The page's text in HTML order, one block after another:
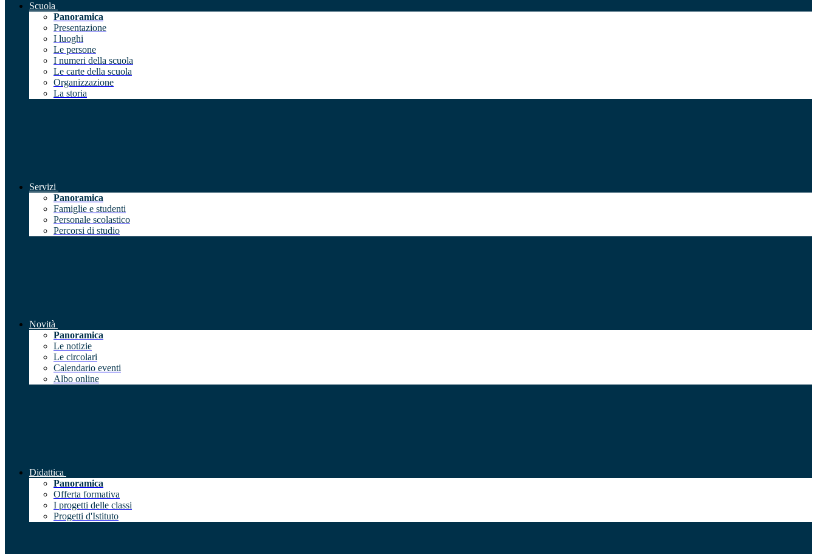
Scuola
Panoramica
Presentazione
I luoghi
Le persone
I numeri della scuola
Le carte della scuola
Organizzazione
La storia
Servizi
Panoramica
Famiglie e studenti
Personale scolastico
Percorsi di studio
Novità
Panoramica
Le notizie
Le circolari
Calendario eventi
Albo online
Didattica
Panoramica
Offerta formativa
I progetti delle classi
Progetti d'Istituto